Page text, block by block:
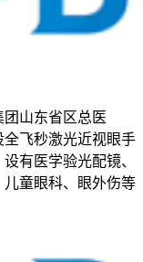
山东省区总医
全飞秒激光近视眼手
有医学验光配镜、
童眼科、眼外伤等